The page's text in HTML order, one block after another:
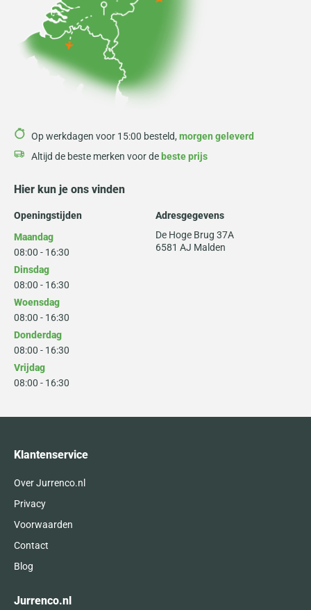
Op werkdagen voor 15:00 besteld, morgen geleverd
Altijd de beste merken voor de beste prijs
Hier kun je ons vinden
Openingstijden
Maandag
08:00 - 16:30
Dinsdag
08:00 - 16:30
Woensdag
08:00 - 16:30
Donderdag
08:00 - 16:30
Vrijdag
08:00 - 16:30
Adresgegevens
De Hoge Brug 37A
6581 AJ Malden
Klantenservice
Over Jurrenco.nl
Privacy
Voorwaarden
Contact
Blog
Jurrenco.nl